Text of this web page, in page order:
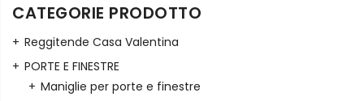
CATEGORIE PRODOTTO
Reggitende Casa Valentina
PORTE E FINESTRE
Maniglie per porte e finestre